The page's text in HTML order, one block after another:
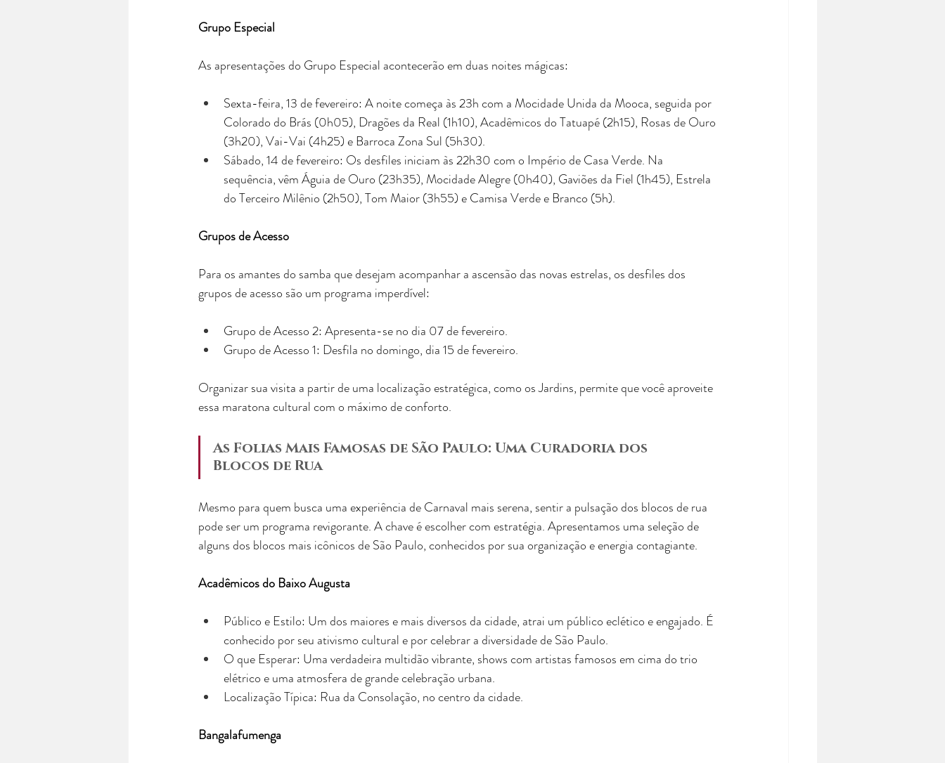
Grupo Especial
As apresentações do Grupo Especial acontecerão em duas noites mágicas:
Sexta-feira, 13 de fevereiro: A noite começa às 23h com a Mocidade Unida da Mooca, seguida por
Colorado do Brás (0h05), Dragões da Real (1h10), Acadêmicos do Tatuapé (2h15), Rosas de Ouro
(3h20), Vai-Vai (4h25) e Barroca Zona Sul (5h30).
Sábado, 14 de fevereiro: Os desfiles iniciam às 22h30 com o Império de Casa Verde. Na
sequência, vêm Águia de Ouro (23h35), Mocidade Alegre (0h40), Gaviões da Fiel (1h45), Estrela
do Terceiro Milênio (2h50), Tom Maior (3h55) e Camisa Verde e Branco (5h).
Grupos de Acesso
Para os amantes do samba que desejam acompanhar a ascensão das novas estrelas, os desfiles dos
grupos de acesso são um programa imperdível:
Grupo de Acesso 2: Apresenta-se no dia 07 de fevereiro.
Grupo de Acesso 1: Desfila no domingo, dia 15 de fevereiro.
Organizar sua visita a partir de uma localização estratégica, como os Jardins, permite que você aproveite
essa maratona cultural com o máximo de conforto.
As Folias Mais Famosas de São Paulo: Uma Curadoria dos
Blocos de Rua
Mesmo para quem busca uma experiência de Carnaval mais serena, sentir a pulsação dos blocos de rua
pode ser um programa revigorante. A chave é escolher com estratégia. Apresentamos uma seleção de
alguns dos blocos mais icônicos de São Paulo, conhecidos por sua organização e energia contagiante.
Acadêmicos do Baixo Augusta
Público e Estilo: Um dos maiores e mais diversos da cidade, atrai um público eclético e engajado. É
conhecido por seu ativismo cultural e por celebrar a diversidade de São Paulo.
O que Esperar: Uma verdadeira multidão vibrante, shows com artistas famosos em cima do trio
elétrico e uma atmosfera de grande celebração urbana.
Localização Típica: Rua da Consolação, no centro da cidade.
Bangalafumenga